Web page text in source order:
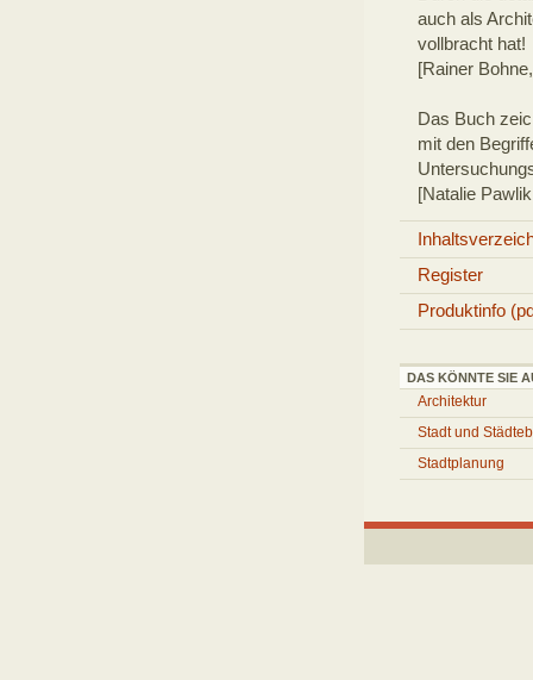
auch als
vollbracht hat!
[Rainer
Das Buch
mit den
[Natalie
Register
Produktinfo
DAS KÖNNTE SIE
Architektur
Stadt und
Stadtplanung